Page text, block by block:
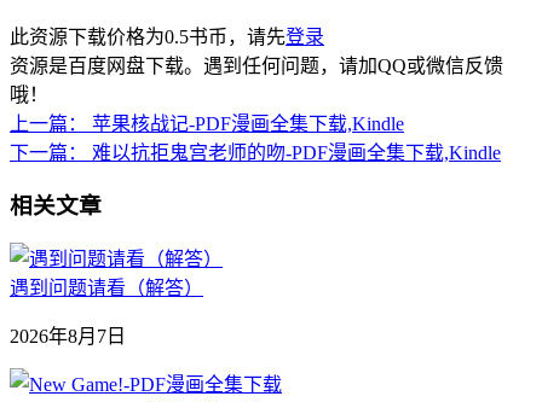
此资源下载价格为0.5书币，请先登录
资源是百度网盘下载。遇到任何问题，请加QQ或微信反馈
哦！
上一篇：
苹果核战记-PDF漫画全集下载,Kindle
下一篇：
难以抗拒鬼宫老师的吻-PDF漫画全集下载,Kindle
相关文章
遇到问题请看（解答）
2026年8月7日